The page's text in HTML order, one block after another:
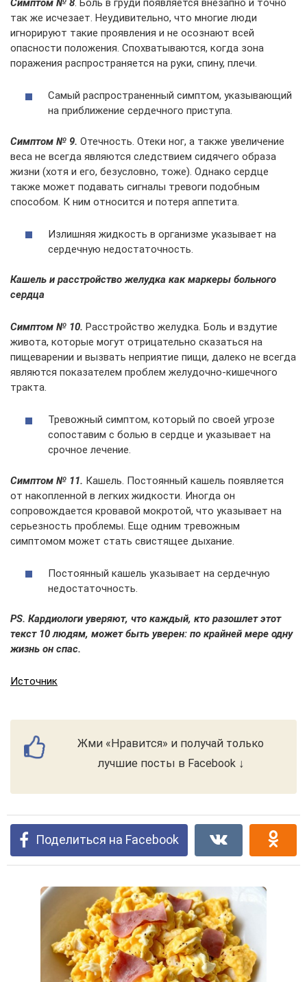
Симптом № 8. Боль в груди появляется внезапно и точно
так же исчезает. Неудивительно, что многие люди
игнорируют такие проявления и не осознают всей
опасности положения. Спохватываются, когда зона
поражения распространяется на руки, спину, плечи.
Самый распространенный симптом, указывающий
на приближение сердечного приступа.
Симптом № 9. Отечность. Отеки ног, а также увеличение
веса не всегда являются следствием сидячего образа
жизни (хотя и его, безусловно, тоже). Однако сердце
также может подавать сигналы тревоги подобным
способом. К ним относится и потеря аппетита.
Излишняя жидкость в организме указывает на
сердечную недостаточность.
Кашель и расстройство желудка как маркеры больного
сердца
Симптом № 10. Расстройство желудка. Боль и вздутие
живота, которые могут отрицательно сказаться на
пищеварении и вызвать неприятие пищи, далеко не всегда
являются показателем проблем желудочно-кишечного
тракта.
Тревожный симптом, который по своей угрозе
сопоставим с болью в сердце и указывает на
срочное лечение.
Симптом № 11. Кашель. Постоянный кашель появляется
от накопленной в легких жидкости. Иногда он
сопровождается кровавой мокротой, что указывает на
серьезность проблемы. Еще одним тревожным
симптомом может стать свистящее дыхание.
Постоянный кашель указывает на сердечную
недостаточность.
PS. Кардиологи уверяют, что каждый, кто разошлет этот
текст 10 людям, может быть уверен: по крайней мере одну
жизнь он спас.
Источник
Жми «Нравится» и получай только
лучшие посты в Facebook ↓
Поделиться на Facebook